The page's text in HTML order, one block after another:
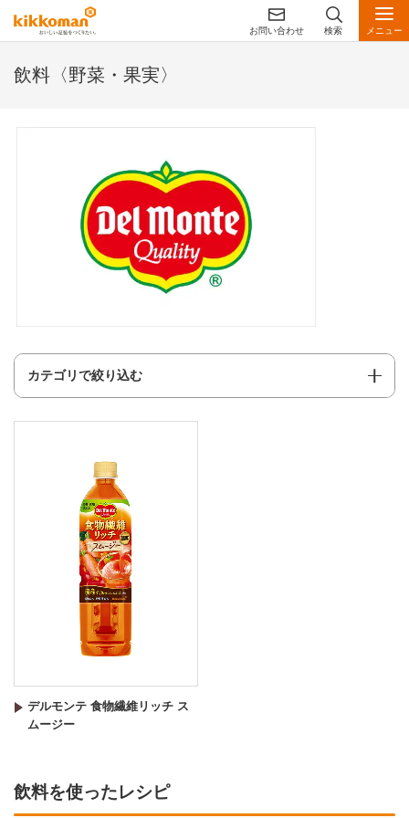
お問い合わせ 検索 メニュー
飲料〈野菜・果実〉
カテゴリで絞り込む
デルモンテ 食物繊維リッチ ス
ムージー
飲料を使ったレシピ